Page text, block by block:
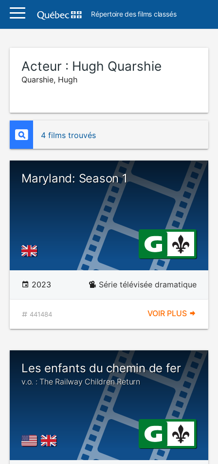
Répertoire des films classés
Acteur : Hugh Quarshie
Quarshie, Hugh
4 films trouvés
Maryland: Season 1
2023 Série télévisée dramatique
441484 VOIR PLUS
Les enfants du chemin de fer
v.o. : The Railway Children Return